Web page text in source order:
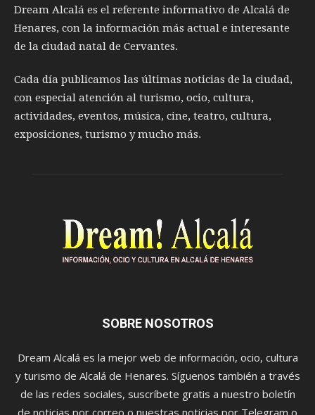
Dream Alcalá es el referente informativo de Alcalá de
Henares, con la información más actual e interesante
de la ciudad natal de Cervantes.
Cada día publicamos las últimas noticias de la ciudad,
con especial atención al turismo, ocio, cultura,
actividades, eventos, música, cine, teatro, cultura,
exposiciones, turismo y mucho más.
SOBRE NOSOTROS
Dream Alcalá es la mejor web de información, ocio, cultura
y turismo de Alcalá de Henares. Síguenos también a través
de las redes sociales, suscríbete gratis a nuestro boletín